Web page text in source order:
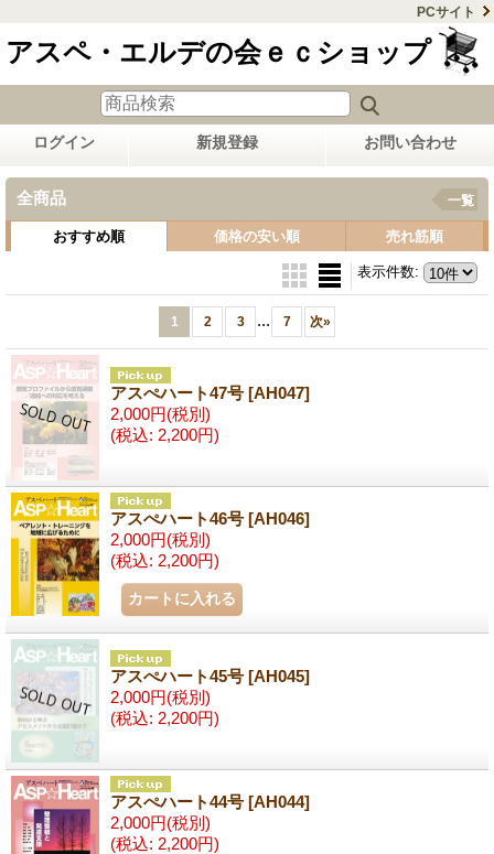
PCサイト
アスペ・エルデの会ｅｃショップ
ログイン 新規登録 お問い合わせ
全商品 一覧
おすすめ順 価格の安い順 売れ筋順
表示件数:
1 2 3 ... 7 次»
アスぺハート47号 [AH047]
2,000円(税別)
(税込: 2,200円)
アスぺハート46号 [AH046]
2,000円(税別)
(税込: 2,200円)
アスぺハート45号 [AH045]
2,000円(税別)
(税込: 2,200円)
アスぺハート44号 [AH044]
2,000円(税別)
(税込: 2,200円)